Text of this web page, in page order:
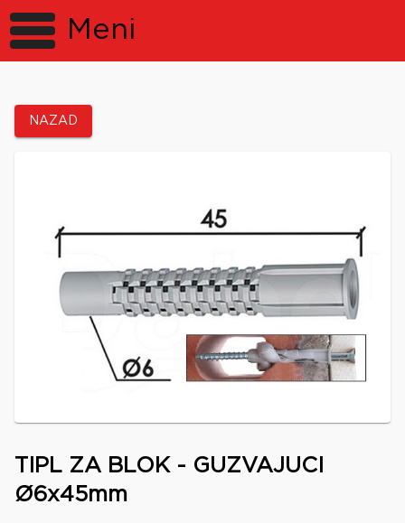
Meni
NAZAD
TIPL ZA BLOK - GUZVAJUCI
Ø6x45mm